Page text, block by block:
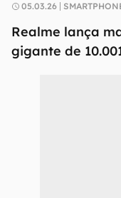
05.03.26
Realme lança
gigante de